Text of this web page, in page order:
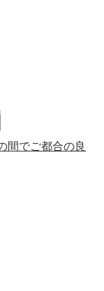
(木)
)
)
)
木)
水)
(水)
間でご都合の良